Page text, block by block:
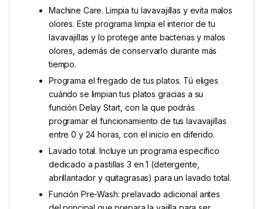
Machine Care. Limpia tu lavavajillas y evita malos
olores. Este programa limpia el interior de tu
lavavajillas y lo protege ante bacterias y malos
olores, además de conservarlo durante más
tiempo.
Programa el fregado de tus platos. Tú eliges
cuándo se limpian tus platos gracias a su
función Delay Start, con la que podrás
programar el funcionamiento de tus lavavajillas
entre 0 y 24 horas, con el inicio en diferido.
Lavado total. Incluye un programa específico
dedicado a pastillas 3 en 1 (detergente,
abrillantador y quitagrasas) para un lavado total.
Función Pre-Wash: prelavado adicional antes